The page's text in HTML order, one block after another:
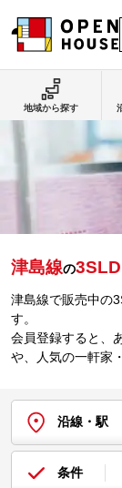
津島線の
津島線で販売中の
す。
会員登録すると、
や、人気の一軒家
沿線・駅
条件
地域から探す